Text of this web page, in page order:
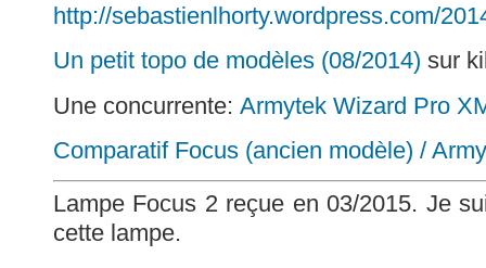
http://sebastienlhorty.wordpress.com/
Un petit topo de modèles (08/2014) sur
Une concurrente: Armytek Wizard Pro
Comparatif Focus (ancien modèle) /
Lampe Focus 2 reçue en 03/2015. Je
cette lampe.